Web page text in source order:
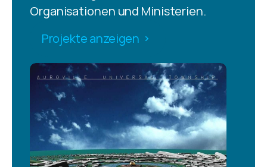
Organisationen und Ministerien.
Projekte anzeigen